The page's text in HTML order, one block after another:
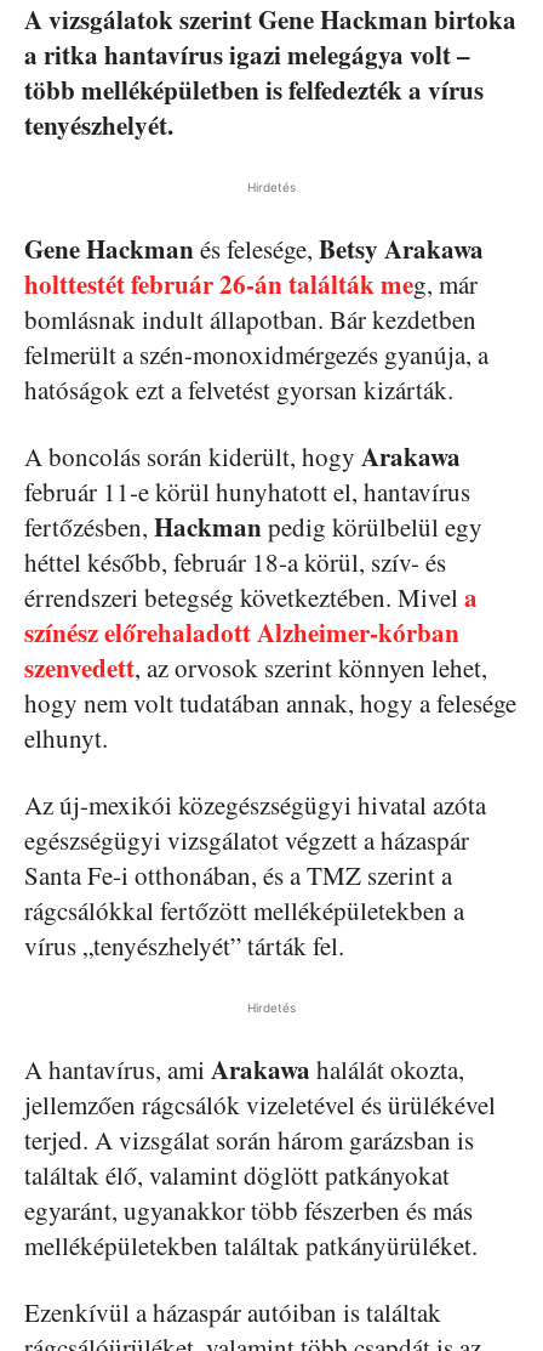
A vizsgálatok szerint Gene Hackman birtoka
a ritka hantavírus igazi melegágya volt –
több melléképületben is felfedezték a vírus
tenyészhelyét.
Hirdetés
Gene Hackmanés felesége, Betsy Arakawa
holttestét február 26-án találták meg, már
bomlásnak indult állapotban. Bár kezdetben
felmerült a szén-monoxidmérgezés gyanúja, a
hatóságok ezt a felvetést gyorsan kizárták.
A boncolás során kiderült, hogy Arakawa
február 11-e körül hunyhatott el, hantavírus
fertőzésben, Hackmanpedig körülbelül egy
héttel később, február 18-a körül, szív- és
érrendszeri betegség következtében. Mivela
színész előrehaladott Alzheimer-kórban
szenvedett, az orvosok szerint könnyen lehet,
hogy nem volt tudatában annak, hogy a felesége
elhunyt.
Az új-mexikói közegészségügyi hivatal azóta
egészségügyi vizsgálatot végzett a házaspár
Santa Fe-i otthonában, és a TMZ szerint a
rágcsálókkal fertőzött melléképületekben a
vírus „tenyészhelyét” tárták fel.
Hirdetés
A hantavírus, ami Arakawa halálát okozta,
jellemzően rágcsálók vizeletével és ürülékével
terjed. A vizsgálat során három garázsban is
találtak élő, valamint döglött patkányokat
egyaránt, ugyanakkor több fészerben és más
melléképületekben találtak patkányürüléket.
Ezenkívül a házaspár autóiban is találtak